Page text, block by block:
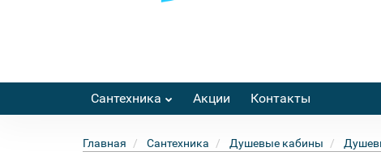
Сантехника Акции Контакты
Главная Сантехника Душевые кабины